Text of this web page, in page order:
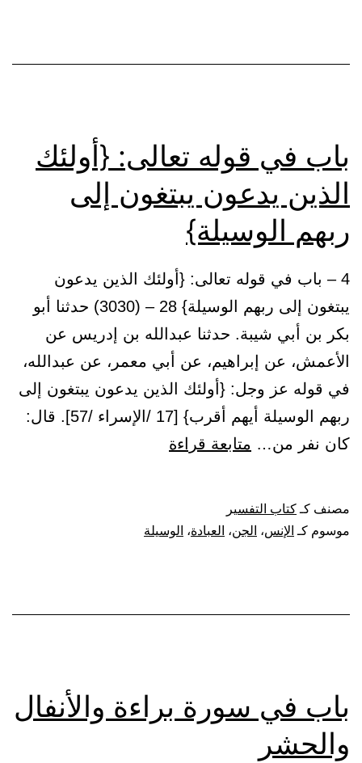
باب في قوله تعالى: {أولئك
الذين يدعون يبتغون إلى
ربهم الوسيلة}
4 – باب في قوله تعالى: {أولئك الذين يدعون
يبتغون إلى ربهم الوسيلة} 28 – (3030) حدثنا أبو
بكر بن أبي شيبة. حدثنا عبدالله بن إدريس عن
الأعمش، عن إبراهيم، عن أبي معمر، عن عبدالله،
في قوله عز وجل: {أولئك الذين يدعون يبتغون إلى
ربهم الوسيلة أيهم أقرب} [17 /الإسراء /57]. قال:
كان نفر من… متابعة قراءة
تعالى:
ربهم
الوسيلة}
مصنف كـ كتاب التفسير
موسوم كـ الإنس، الجن، العبادة، الوسيلة
باب في سورة براءة والأنفال
والحشر